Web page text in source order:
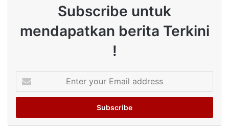
Subscribe untuk
mendapatkan berita Terkini
!
your
Email